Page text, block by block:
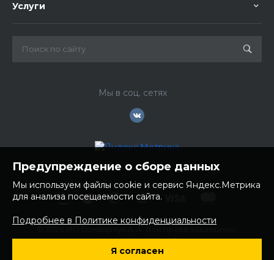
Услуги
Мы в соц. сетях
ИНН: 252100758085
ОГРНИП: 304250236200270
Предупреждение о сборе данных
Мы используем файлы cookie и сервис Яндекс.Метрика
для анализа посещаемости сайта.
Подробнее в Политике конфиденциальности
Я согласен